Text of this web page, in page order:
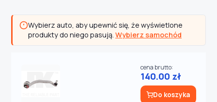
Wybierz auto, aby upewnić się, że wyświetlone
produkty do niego pasują. Wybierz samochód
cena brutto:
140.00 zł
Do koszyka